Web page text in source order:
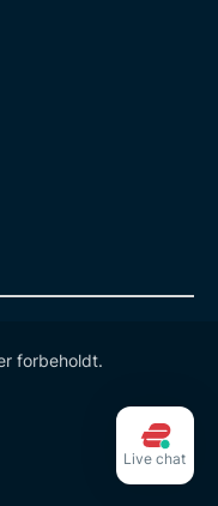
forbeholdt.
Live chat